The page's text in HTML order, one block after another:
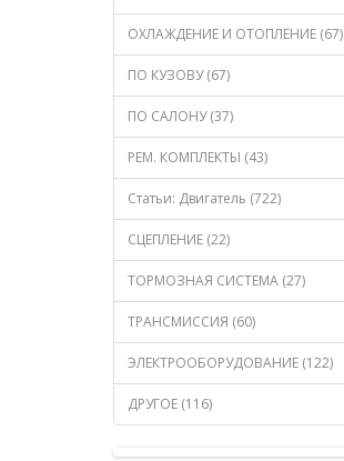
ОХЛАЖДЕНИЕ И ОТОПЛЕНИЕ (67)
ПО КУЗОВУ (67)
ПО САЛОНУ (37)
РЕМ. КОМПЛЕКТЫ (43)
Статьи: Двигатель (722)
СЦЕПЛЕНИЕ (22)
ТОРМОЗНАЯ СИСТЕМА (27)
ТРАНСМИССИЯ (60)
ЭЛЕКТРООБОРУДОВАНИЕ (122)
ДРУГОЕ (116)